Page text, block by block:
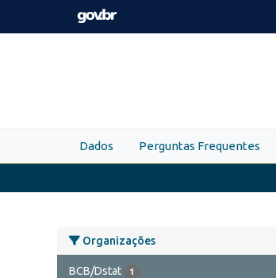
Skip to main content
Dados Perguntas Frequentes
Organizações
BCB/Dstat 1